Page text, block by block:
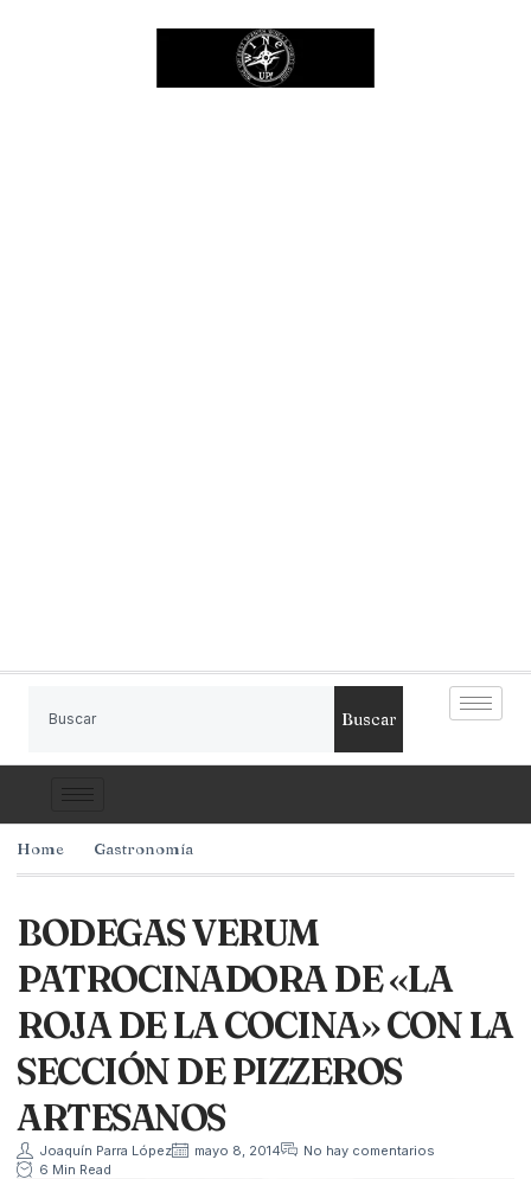
Buscar
Home Gastronomía
BODEGAS VERUM
PATROCINADORA DE «LA
ROJA DE LA COCINA» CON LA
SECCIÓN DE PIZZEROS
ARTESANOS
Joaquín Parra López mayo 8, 2014
No hay comentarios
6 Min Read